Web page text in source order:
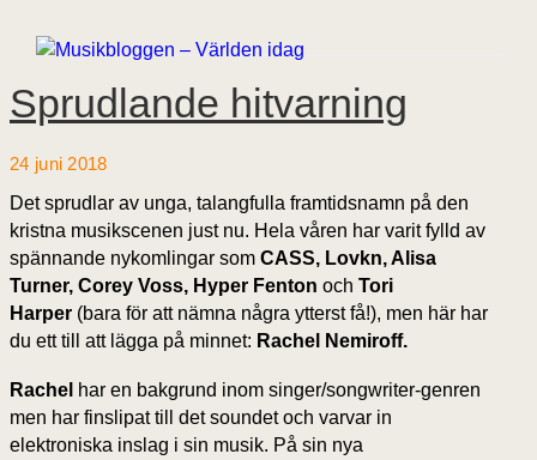
Sprudlande hitvarning
24 juni 2018
Det sprudlar av unga, talangfulla framtidsnamn på den
kristna musikscenen just nu. Hela våren har varit fylld av
spännande nykomlingar som CASS, Lovkn, Alisa
Turner, Corey Voss, Hyper Fenton och Tori
Harper (bara för att nämna några ytterst få!), men här har
du ett till att lägga på minnet: Rachel Nemiroff.
Rachel har en bakgrund inom singer/songwriter-genren
men har finslipat till det soundet och varvar in
elektroniska inslag i sin musik. På sin nya